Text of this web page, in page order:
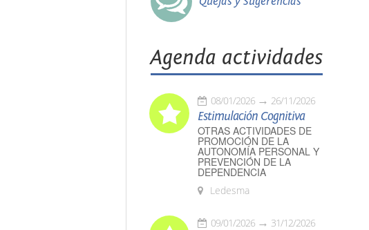
Agenda actividades
08/01/2026 26/11/2026
Estimulación Cognitiva
OTRAS ACTIVIDADES DE
PROMOCIÓN DE LA
AUTONOMÍA PERSONAL Y
PREVENCIÓN DE LA
DEPENDENCIA
Ledesma
09/01/2026 31/12/2026